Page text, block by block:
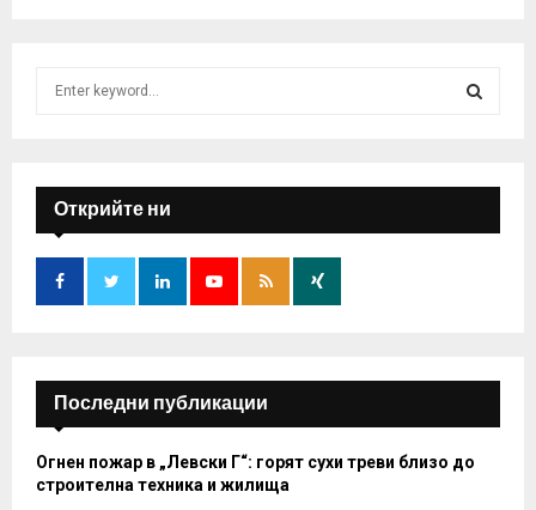
f
o
:
E
A
H
Открийте ни
Последни публикации
Огнен пожар в „Левски Г“: горят сухи треви близо до
строителна техника и жилища